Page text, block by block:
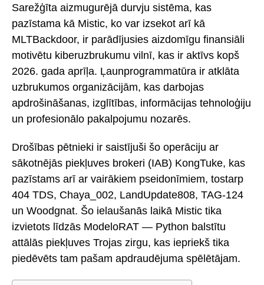
Sarežģīta aizmugurējā durvju sistēma, kas
pazīstama kā Mistic, ko var izsekot arī kā
MLTBackdoor, ir parādījusies aizdomīgu finansiāli
motivētu kiberuzbrukumu vilnī, kas ir aktīvs kopš
2026. gada aprīļa. Ļaunprogrammatūra ir atklāta
uzbrukumos organizācijām, kas darbojas
apdrošināšanas, izglītības, informācijas tehnoloģiju
un profesionālo pakalpojumu nozarēs.
Drošības pētnieki ir saistījuši šo operāciju ar
sākotnējās piekļuves brokeri (IAB) KongTuke, kas
pazīstams arī ar vairākiem pseidonīmiem, tostarp
404 TDS, Chaya_002, LandUpdate808, TAG-124
un Woodgnat. Šo ielaušanās laikā Mistic tika
izvietots līdzās ModeloRAT — Python balstītu
attālās piekļuves Trojas zirgu, kas iepriekš tika
piedēvēts tam pašam apdraudējuma spēlētājam.